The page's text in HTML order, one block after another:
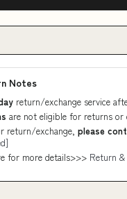
Notes
return/exchange service
are not eligible for returns or
return/exchange, please
for more details>>> Return